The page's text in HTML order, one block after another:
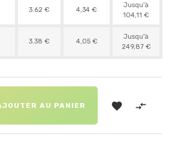
3.62 € 4,34 €
Jusqu'à
104,11 €
3.38 € 4,05 €
Jusqu'à
249,87 €
AU PANIER  